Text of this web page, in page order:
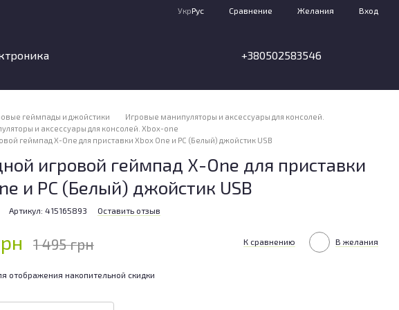
УкрРус Сравнение Желания Вход
+380502583546
геймпады и джойстики
Игровые манипуляторы и аксессуары для консолей.
и аксессуары для консолей. Xbox-one
геймпад X-One для приставки Xbox One и PC (Белый) джойстик USB
игровой геймпад X-One для приставки
и PC (Белый) джойстик USB
Артикул: 415165893 Оставить отзыв
1 495 грн К сравнению В желания
отображения накопительной скидки